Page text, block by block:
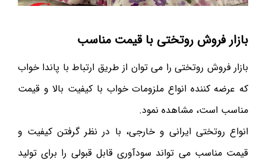
بازار فروش روتختی با قیمت مناسب
بازار فروش روتختی را می توان از طریق ارتباط با پاندا خواب
که عرضه کننده انواع ملزومات خواب با کیفیت بالا و قیمت
مناسب است، مشاهده نمود.
انواع روتختی ایرانی و خارجی، با در نظر گرفتن کیفیت و
قیمت مناسب می تواند سودآوری قابل قبولی را برای تولید